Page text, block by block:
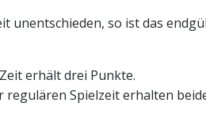
unentschieden, so ist das
erhält drei Punkte.
regulären Spielzeit erhalten